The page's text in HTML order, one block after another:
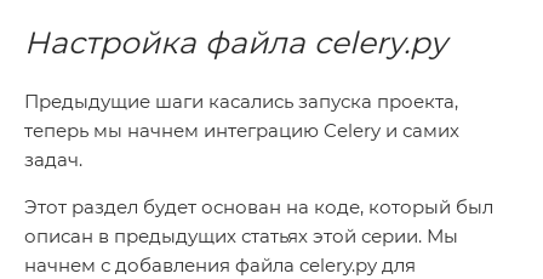
Настройка файла celery.py
Предыдущие шаги касались запуска проекта,
теперь мы начнем интеграцию Celery и самих
задач.
Этот раздел будет основан на коде, который был
описан в предыдущих статьях этой серии. Мы
начнем с добавления файла celery.py для